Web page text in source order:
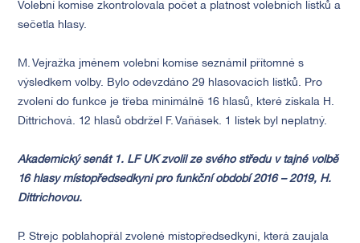
Volební komise zkontrolovala počet a platnost volebních lístků a
sečetla hlasy.
M. Vejražka jménem volební komise seznámil přítomné s
výsledkem volby. Bylo odevzdáno 29 hlasovacích lístků. Pro
zvolení do funkce je třeba minimálně 16 hlasů, které získala H.
Dittrichová. 12 hlasů obdržel F. Vaňásek. 1 lístek byl neplatný.
Akademický senát 1. LF UK zvolil ze svého středu v tajné volbě
16 hlasy místopředsedkyni pro funkční období 2016 – 2019, H.
Dittrichovou.
P. Strejc poblahopřál zvolené místopředsedkyni, která zaujala